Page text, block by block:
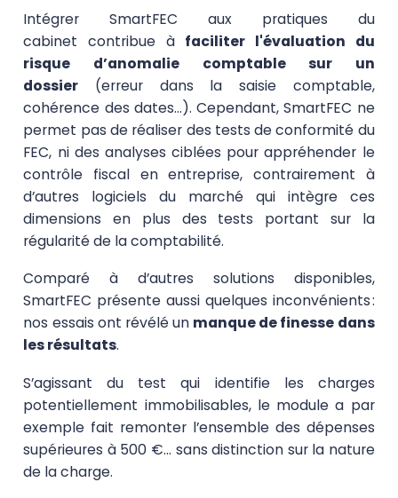
Intégrer SmartFEC aux pratiques du
cabinet contribue à faciliter l'évaluation du
risque d’anomalie comptable sur un
dossier
(erreur dans la saisie comptable,
cohérence des dates…). Cependant, SmartFEC ne
permet pas de réaliser des tests de conformité du
FEC, ni des analyses ciblées pour appréhender le
contrôle fiscal en entreprise, contrairement à
d’autres logiciels du marché qui intègre ces
dimensions en plus des tests portant sur la
régularité de la comptabilité.
Comparé à d’autres solutions disponibles,
SmartFEC présente aussi quelques inconvénients :
nos essais ont révélé un manque de finesse dans
les résultats.
S’agissant du test qui identifie les charges
potentiellement immobilisables, le module a par
exemple fait remonter l’ensemble des dépenses
supérieures à 500 €... sans distinction sur la nature
de la charge.